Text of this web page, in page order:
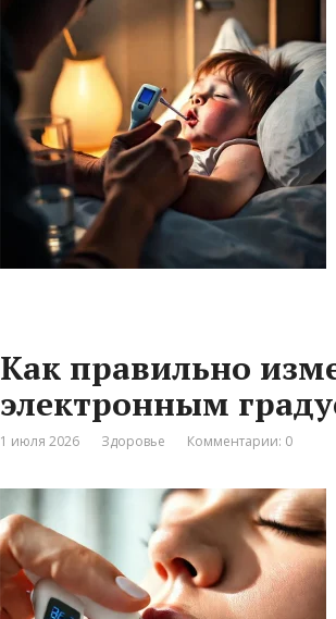
Как правильно
электронным
1 июля 2026 Здоровье Комментарии: 0